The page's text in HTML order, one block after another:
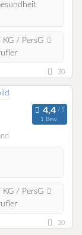
/ PersG
30
1 Bew.
/ PersG
30